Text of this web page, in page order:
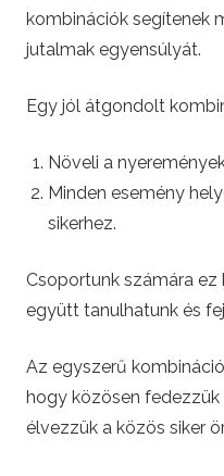
kombinációk segítenek
jutalmak egyensúlyát.
Egy jól átgondolt
Növeli a
Minden esemény
sikerhez.
Csoportunk számára
együtt tanulhatunk és
Az egyszerű
hogy közösen
élvezzük a közös siker